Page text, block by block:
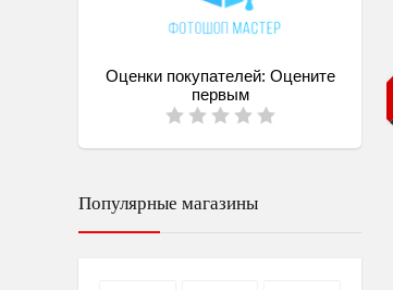
Оценки покупателей: Оцените
первым
Популярные магазины